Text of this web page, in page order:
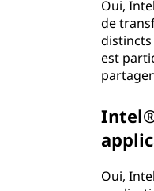
Oui,
de
est
Oui,